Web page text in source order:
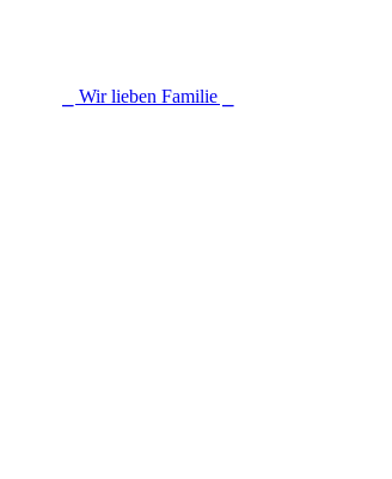
⎯ Wir lieben Familie ⎯